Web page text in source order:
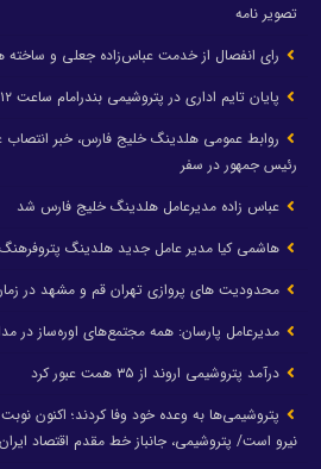
تصویر نامه
رای انفصال از خدمت عباس‌زاده جعلی و
پایان تایم اداری در پتروشیمی بندرامام ساعت ۱۲ اعلام شد
روابط عمومی هلدینگ خلیج فارس، خبر انتصاب
رئیس جمهور در سفر
عباس زاده مدیرعامل هلدینگ خلیج فارس شد
هاشمی کیا مدیر عامل جدید هلدینگ
محدودیت های پروازی تهران قم و مشهد در
مدیرعامل پارسان: همه مجتمع‌های اوره‌ساز در
درآمد پتروشیمی اروند از ۳۵ همت عبور کرد
پتروشیمی‌ها به وعده خود وفا کردند؛ اکنون
نیرو است/ پتروشیمی، جانباز خط مقدم اقتصاد